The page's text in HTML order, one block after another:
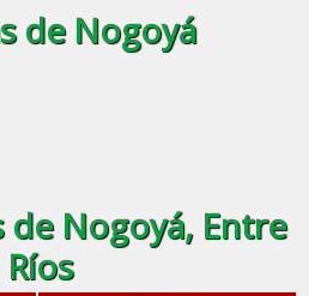
de Nogoyá
Nogoyá, Entre
Ríos